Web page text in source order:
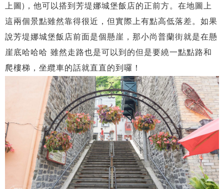
上圖)，他可以搭到芳堤娜城堡飯店的正前方。在地圖上
這兩個景點雖然靠得很近，但實際上有點高低落差。如果
說芳堤娜城堡飯店前面是個懸崖，那小尚普蘭街就是在懸
崖底哈哈哈 雖然走路也是可以到的但是要繞一點點路和
爬樓梯，坐纜車的話就直直的到囉！